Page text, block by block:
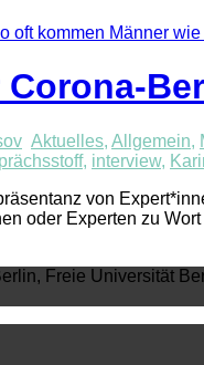
Aktuelles, Allgemein,
, interview,
von
oder Experten zu
Freie Universität